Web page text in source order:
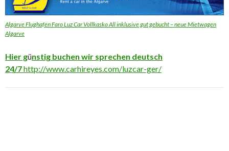
Algarve Flughafen Faro Luz Car Vollkasko All inklusive gut gebucht – neue Mietwagen
Algarve
Hier günstig buchen wir sprechen deutsch
24/7http://www.carhireyes.com/luzcar-ger/